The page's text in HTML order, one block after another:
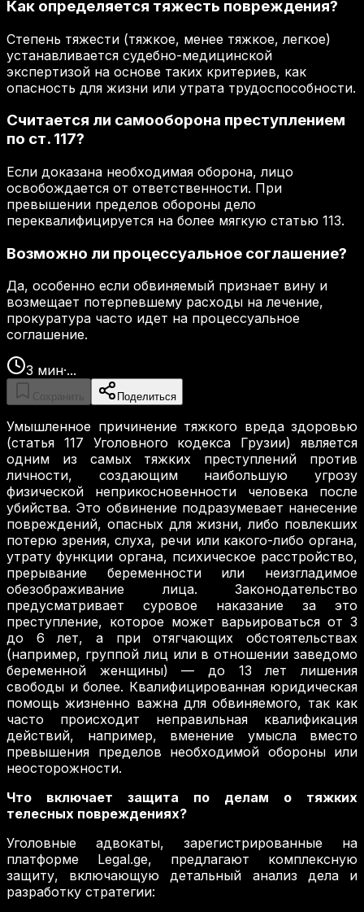
Как определяется тяжесть повреждения?
Степень тяжести (тяжкое, менее тяжкое, легкое)
устанавливается судебно-медицинской
экспертизой на основе таких критериев, как
опасность для жизни или утрата трудоспособности.
Считается ли самооборона преступлением
по ст. 117?
Если доказана необходимая оборона, лицо
освобождается от ответственности. При
превышении пределов обороны дело
переквалифицируется на более мягкую статью 113.
Возможно ли процессуальное соглашение?
Да, особенно если обвиняемый признает вину и
возмещает потерпевшему расходы на лечение,
прокуратура часто идет на процессуальное
соглашение.
3 мин·...
Сохранить Поделиться
Умышленное причинение тяжкого вреда здоровью
(статья 117 Уголовного кодекса Грузии) является
одним из самых тяжких преступлений против
личности, создающим наибольшую угрозу
физической неприкосновенности человека после
убийства. Это обвинение подразумевает нанесение
повреждений, опасных для жизни, либо повлекших
потерю зрения, слуха, речи или какого-либо органа,
утрату функции органа, психическое расстройство,
прерывание беременности или неизгладимое
обезображивание лица. Законодательство
предусматривает суровое наказание за это
преступление, которое может варьироваться от 3
до 6 лет, а при отягчающих обстоятельствах
(например, группой лиц или в отношении заведомо
беременной женщины) — до 13 лет лишения
свободы и более. Квалифицированная юридическая
помощь жизненно важна для обвиняемого, так как
часто происходит неправильная квалификация
действий, например, вменение умысла вместо
превышения пределов необходимой обороны или
неосторожности.
Что включает защита по делам о тяжких
телесных повреждениях?
Уголовные адвокаты, зарегистрированные на
платформе Legal.ge, предлагают комплексную
защиту, включающую детальный анализ дела и
разработку стратегии: